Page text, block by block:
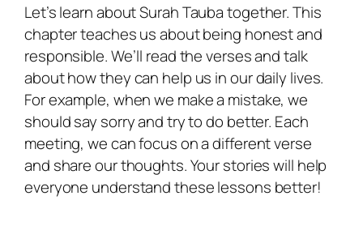
Let’s learn aboutSurah Taubatogether. This
chapter teaches us about being honest and
responsible. We’ll read the verses and talk
about how they can help us in our daily lives.
For example, when we make a mistake, we
should say sorry and try to do better. Each
meeting, we can focus on a different verse
and share our thoughts. Your stories will help
everyone understand these lessons better!